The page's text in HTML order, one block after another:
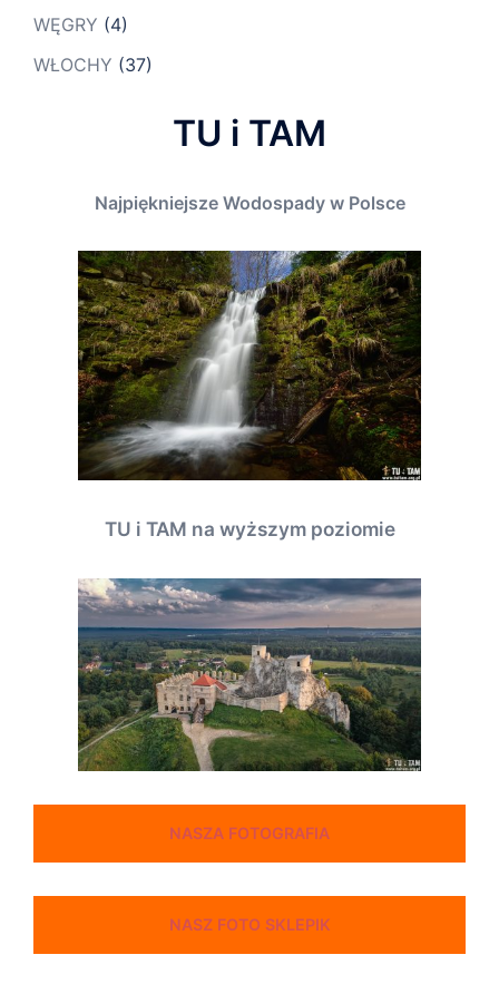
WĘGRY (4)
WŁOCHY (37)
TU i TAM
Najpiękniejsze Wodospady w Polsce
TU i TAM na wyższym poziomie
NASZA FOTOGRAFIA
NASZ FOTO SKLEPIK